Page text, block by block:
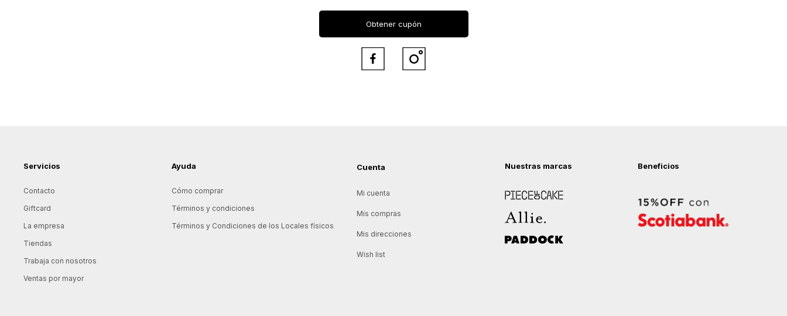
Servicios
Contacto
Giftcard
La empresa
Tiendas
Trabaja con nosotros
Ventas por mayor
Ayuda
Cómo comprar
Términos y condiciones
Términos y Condiciones de los Locales físicos
Cuenta
Mi cuenta
Mis compras
Mis direcciones
Wish list
Nuestras marcas
Piece of Cake
Allie
Paddock
Beneficios
Obtener cupón
 